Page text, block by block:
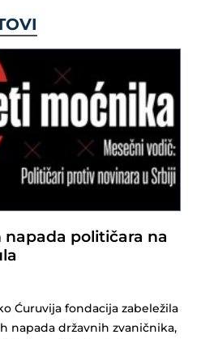
napada političara na
Ćuruvija fondacija zabeležila
napada državnih zvaničnika,